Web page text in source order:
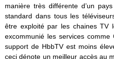
manière très différente d’un
standard dans tous les
être exploité par les chaines TV
excommunié les services
support de HbbTV est moins
ceci dénote un meilleur accès au